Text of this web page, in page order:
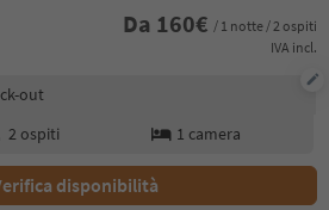
Da 160€ / 1 notte / 2 ospiti
IVA incl.
out
2 ospiti 1 camera
disponibilità